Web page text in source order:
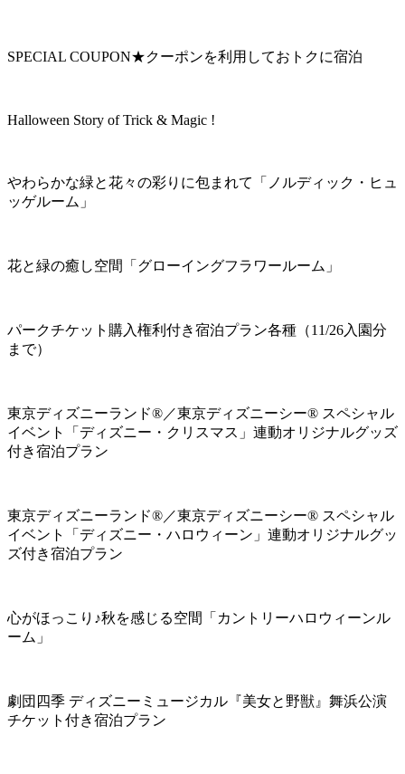
SPECIAL COUPON★クーポンを利用しておトクに宿泊
Halloween Story of Trick & Magic !
やわらかな緑と花々の彩りに包まれて「ノルディック・ヒュ
ッゲルーム」
花と緑の癒し空間「グローイングフラワールーム」
パークチケット購入権利付き宿泊プラン各種（11/26入園分
まで）
東京ディズニーランド®／東京ディズニーシー® スペシャル
イベント「ディズニー・クリスマス」連動オリジナルグッズ
付き宿泊プラン
東京ディズニーランド®／東京ディズニーシー® スペシャル
イベント「ディズニー・ハロウィーン」連動オリジナルグッ
ズ付き宿泊プラン
心がほっこり♪秋を感じる空間「カントリーハロウィーンル
ーム」
劇団四季 ディズニーミュージカル『美女と野獣』舞浜公演
チケット付き宿泊プラン